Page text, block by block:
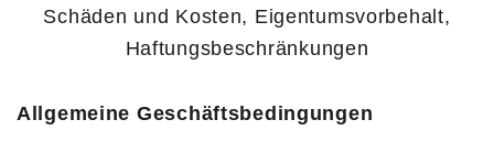
Allgemeine Geschäftsbedingungen